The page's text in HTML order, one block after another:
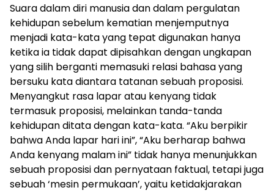
Suara dalam diri manusia dan dalam pergulatan
kehidupan sebelum kematian menjemputnya
menjadi kata-kata yang tepat digunakan hanya
ketika ia tidak dapat dipisahkan dengan ungkapan
yang silih berganti memasuki relasi bahasa yang
bersuku kata diantara tatanan sebuah proposisi.
Menyangkut rasa lapar atau kenyang tidak
termasuk proposisi, melainkan tanda-tanda
kehidupan ditata dengan kata-kata. “Aku berpikir
bahwa Anda lapar hari ini”, “Aku berharap bahwa
Anda kenyang malam ini” tidak hanya menunjukkan
sebuah proposisi dan pernyataan faktual, tetapi juga
sebuah ‘mesin permukaan’, yaitu ketidakjarakan